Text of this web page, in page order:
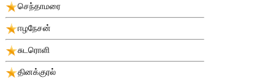
செந்தாமரை
ஈழநேசன்
சுடரொளி
தினக்குரல்